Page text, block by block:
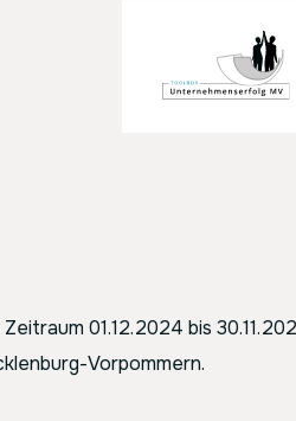
01.12.2024 bis
Vorpommern.